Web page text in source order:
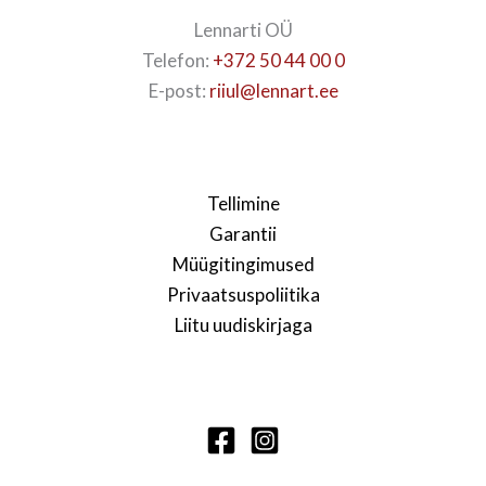
Lennarti OÜ
Telefon: +372 50 44 00 0
E-post: riiul@lennart.ee
Tellimine
Garantii
Müügitingimused
Privaatsuspoliitika
Liitu uudiskirjaga